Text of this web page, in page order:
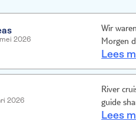
2026
Wir
Morgen
Lees
2026
River
guide
Lees